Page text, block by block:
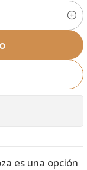
es una opción